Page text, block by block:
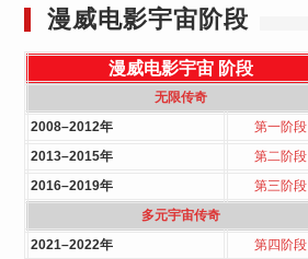
漫威电影宇宙阶段
漫威电影宇宙 阶段
无限传奇
2008–2012年
第一阶段
2013–2015年
第二阶段
2016–2019年
第三阶段
多元宇宙传奇
2021–2022年
第四阶段